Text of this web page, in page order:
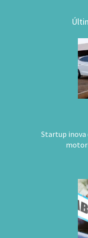
Startup inova